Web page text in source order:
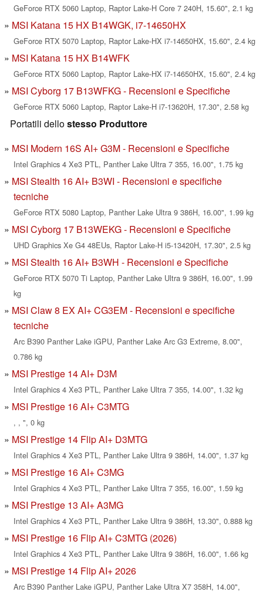
GeForce RTX 5060 Laptop, Raptor Lake-H Core 7 240H, 15.60", 2.1 kg
MSI Katana 15 HX B14WGK, i7-14650HX
GeForce RTX 5070 Laptop, Raptor Lake-HX i7-14650HX, 15.60", 2.4 kg
MSI Katana 15 HX B14WFK
GeForce RTX 5060 Laptop, Raptor Lake-HX i7-14650HX, 15.60", 2.4 kg
MSI Cyborg 17 B13WFKG - Recensioni e Specifiche
GeForce RTX 5060 Laptop, Raptor Lake-H i7-13620H, 17.30", 2.58 kg
Portatili dellostesso Produttore
MSI Modern 16S AI+ G3M - Recensioni e Specifiche
Intel Graphics 4 Xe3 PTL, Panther Lake Ultra 7 355, 16.00", 1.75 kg
MSI Stealth 16 AI+ B3WI - Recensioni e specifiche
tecniche
GeForce RTX 5080 Laptop, Panther Lake Ultra 9 386H, 16.00", 1.99 kg
MSI Cyborg 17 B13WEKG - Recensioni e Specifiche
UHD Graphics Xe G4 48EUs, Raptor Lake-H i5-13420H, 17.30", 2.5 kg
MSI Stealth 16 AI+ B3WH - Recensioni e Specifiche
GeForce RTX 5070 Ti Laptop, Panther Lake Ultra 9 386H, 16.00", 1.99
kg
MSI Claw 8 EX AI+ CG3EM - Recensioni e specifiche
tecniche
Arc B390 Panther Lake iGPU, Panther Lake Arc G3 Extreme, 8.00",
0.786 kg
MSI Prestige 14 AI+ D3M
Intel Graphics 4 Xe3 PTL, Panther Lake Ultra 7 355, 14.00", 1.32 kg
MSI Prestige 16 AI+ C3MTG
, , ", 0 kg
MSI Prestige 14 Flip AI+ D3MTG
Intel Graphics 4 Xe3 PTL, Panther Lake Ultra 9 386H, 14.00", 1.37 kg
MSI Prestige 16 AI+ C3MG
Intel Graphics 4 Xe3 PTL, Panther Lake Ultra 7 355, 16.00", 1.59 kg
MSI Prestige 13 AI+ A3MG
Intel Graphics 4 Xe3 PTL, Panther Lake Ultra 9 386H, 13.30", 0.888 kg
MSI Prestige 16 Flip AI+ C3MTG (2026)
Intel Graphics 4 Xe3 PTL, Panther Lake Ultra 9 386H, 16.00", 1.66 kg
MSI Prestige 14 Flip AI+ 2026
Arc B390 Panther Lake iGPU, Panther Lake Ultra X7 358H, 14.00",